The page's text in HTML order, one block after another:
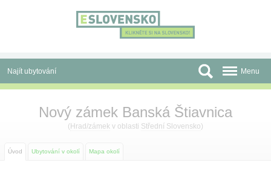
Najít ubytování
Slevy a Last Minute
Autobusové zájezdy
Menu
Nový zámek Banská Štiavnica
( Hrad/zámek v oblasti Střední Slovensko)
Úvod Ubytování v okolí Mapa okolí